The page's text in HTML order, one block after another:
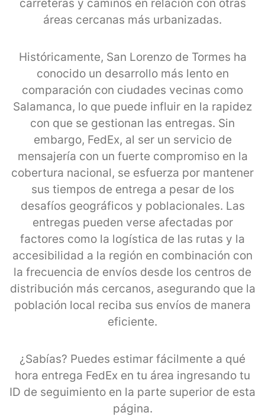
carreteras y caminos en relación con otras
áreas cercanas más urbanizadas.
Históricamente, San Lorenzo de Tormes ha
conocido un desarrollo más lento en
comparación con ciudades vecinas como
Salamanca, lo que puede influir en la rapidez
con que se gestionan las entregas. Sin
embargo, FedEx, al ser un servicio de
mensajería con un fuerte compromiso en la
cobertura nacional, se esfuerza por mantener
sus tiempos de entrega a pesar de los
desafíos geográficos y poblacionales. Las
entregas pueden verse afectadas por
factores como la logística de las rutas y la
accesibilidad a la región en combinación con
la frecuencia de envíos desde los centros de
distribución más cercanos, asegurando que la
población local reciba sus envíos de manera
eficiente.
¿Sabías? Puedes estimar fácilmente a qué
hora entrega FedEx en tu área ingresando tu
ID de seguimiento en la parte superior de esta
página.